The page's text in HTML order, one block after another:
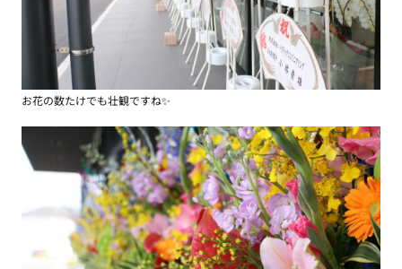
お花の数たけでも壮観ですね✨